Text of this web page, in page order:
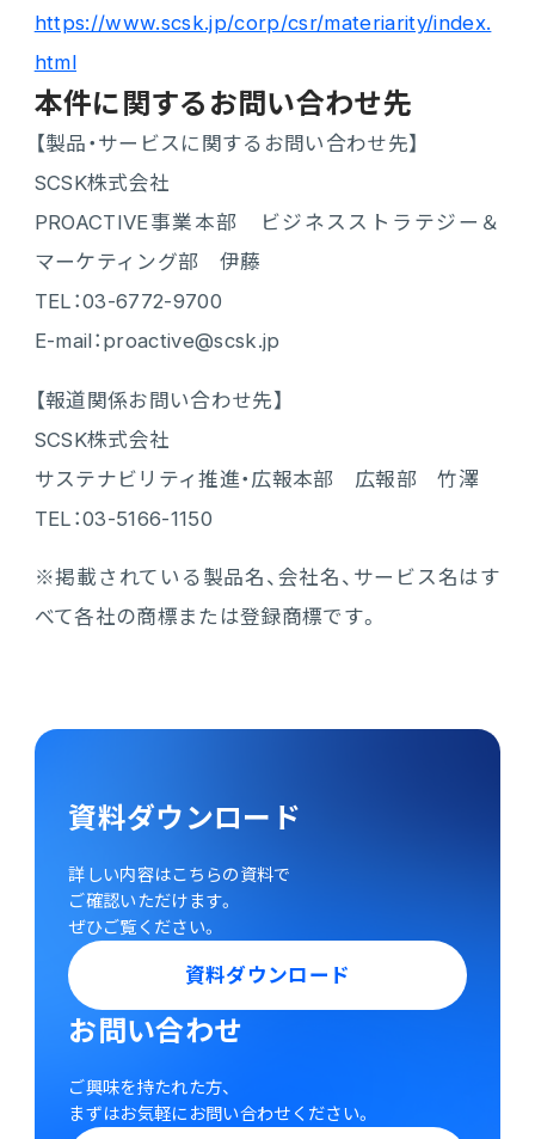
https://www.scsk.jp/corp/csr/materiarity/index.
html
本件に関するお問い合わせ先
【製品・サービスに関するお問い合わせ先】
SCSK株式会社
PROACTIVE事業本部 ビジネスストラテジー＆
マーケティング部 伊藤
TEL：03-6772-9700
E-mail：proactive@scsk.jp
【報道関係お問い合わせ先】
SCSK株式会社
サステナビリティ推進・広報本部 広報部 竹澤
TEL：03-5166-1150
※掲載されている製品名、会社名、サービス名はす
べて各社の商標または登録商標です。
資料ダウンロード
詳しい内容はこちらの資料で
ご確認いただけます。
ぜひご覧ください。
資料ダウンロード
お問い合わせ
ご興味を持たれた方、
まずはお気軽にお問い合わせください。